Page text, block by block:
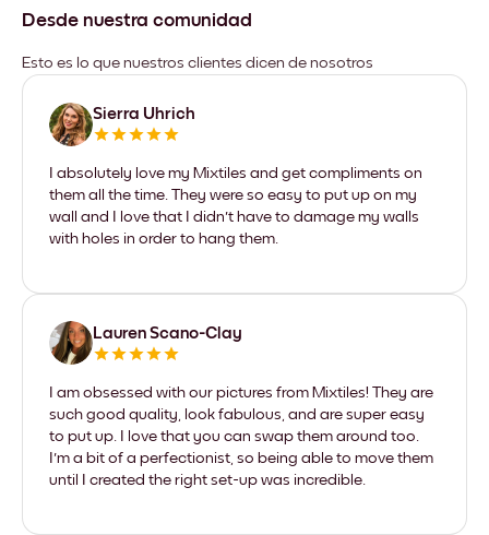
Desde nuestra comunidad
Esto es lo que nuestros clientes dicen de nosotros
Sierra Uhrich
I absolutely love my Mixtiles and get compliments on
them all the time. They were so easy to put up on my
wall and I love that I didn't have to damage my walls
with holes in order to hang them.
Lauren Scano-Clay
I am obsessed with our pictures from Mixtiles! They are
such good quality, look fabulous, and are super easy
to put up. I love that you can swap them around too.
I'm a bit of a perfectionist, so being able to move them
until I created the right set-up was incredible.